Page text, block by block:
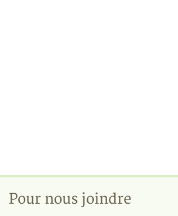
Pour nous joindre